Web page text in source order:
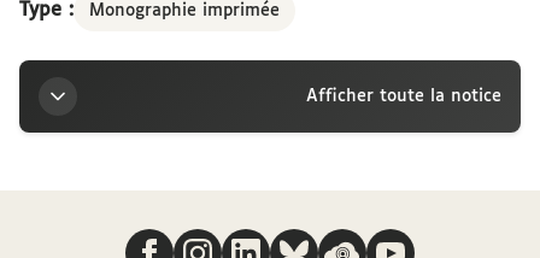
Type :
Monographie imprimée
Afficher toute la notice
Titre
Vieata pǎstoreasca in Carpatii románi
Nous suivre